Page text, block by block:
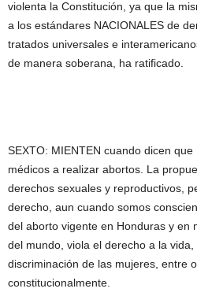
violenta la Constitución, ya que la
a los estándares NACIONALES de
tratados universales e
de manera soberana, ha ratificado.
SEXTO: MIENTEN cuando dicen
médicos a realizar abortos. La
derechos sexuales y reproductivos,
derecho, aun cuando somos
del aborto vigente en Honduras y en
del mundo, viola el derecho a la
discriminación de las mujeres, entre
constitucionalmente.